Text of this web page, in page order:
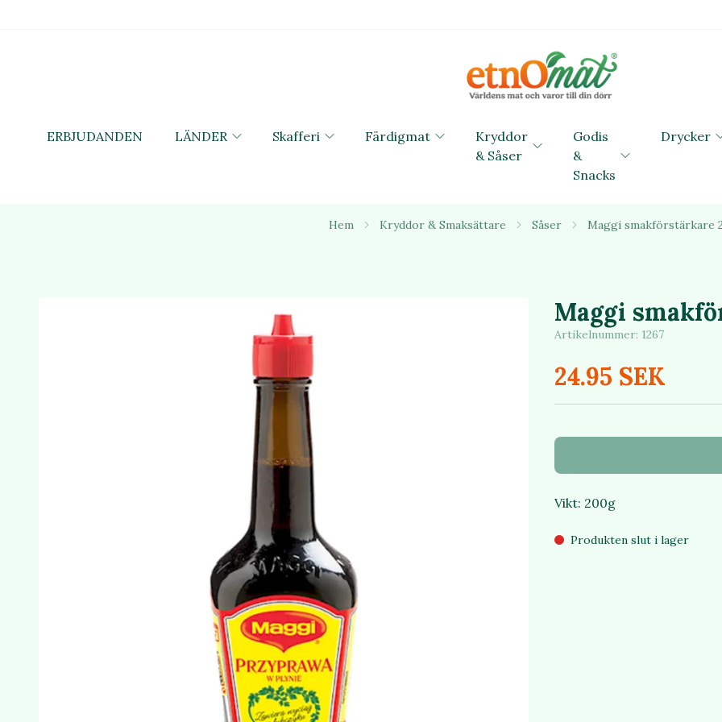
ERBJUDANDEN LÄNDER Skafferi Färdigmat
Kryddor
& Såser
Godis
&
Snacks
Drycker
Hem Kryddor & Smaksättare Såser Maggi smakförstärkare
Maggi
Artikelnummer: 1267
24.95 SEK
Vikt: 200g
Produkten slut i lager